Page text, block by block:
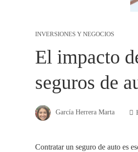
INVERSIONES Y NEGOCIOS
El impacto
seguros de
García Herrera Marta
Contratar un seguro de auto es